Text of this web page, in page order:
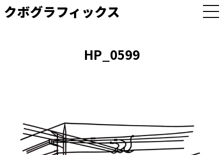
クボグラフィックス
M
E
HP_0599